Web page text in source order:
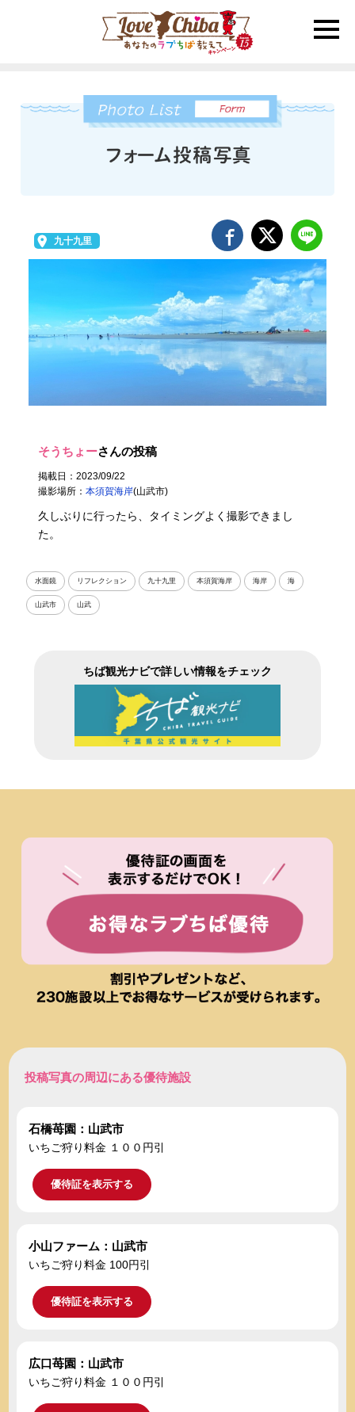
toggle
九十九里
そうちょーさんの投稿
掲載日：2023/09/22
撮影場所：本須賀海岸(山武市)
久しぶりに行ったら、タイミングよく撮影できまし
た。
水面鏡 リフレクション 九十九里 本須賀海岸 海岸 海
山武市 山武
ちば観光ナビで詳しい情報をチェック
投稿写真の周辺にある優待施設
石橋苺園：山武市
いちご狩り料金 １００円引
優待証を表示する
小山ファーム：山武市
いちご狩り料金 100円引
優待証を表示する
広口苺園：山武市
いちご狩り料金 １００円引